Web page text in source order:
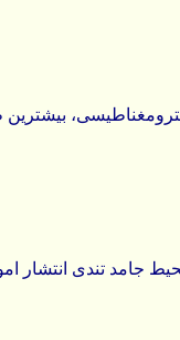
بیشترین
جامد تندی انتشار